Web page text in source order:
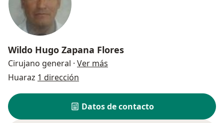
Wildo Hugo Zapana Flores
Cirujano general · Ver más
Huaraz 1 dirección
Datos de contacto